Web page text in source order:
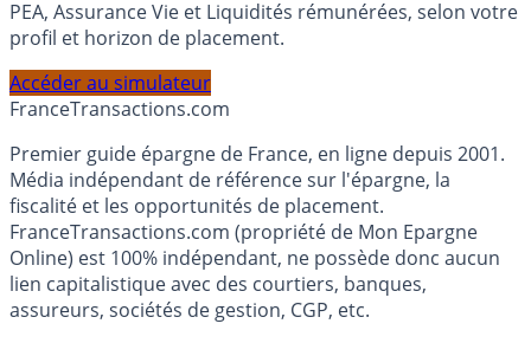
Calculez la répartition théorique de votre capital entre
profil et horizon de placement.
FranceTransactions.com
Premier guide épargne de France, en ligne depuis 2001.
Média indépendant de référence sur l'épargne, la
fiscalité et les opportunités de placement.
FranceTransactions.com (propriété de Mon Epargne
Online) est 100% indépendant, ne possède donc aucun